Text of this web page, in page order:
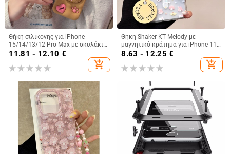
Θήκη σιλικόνης για iPhone
15/14/13/12 Pro Max με σκυλάκι
με φιόγκο, πλήρης προστασία
11.81 - 12.10 €
add_shopping_cart
Θήκη Shaker KT Melody με
μαγνητικό κράτημα για iPhone 11-
14 Pro/Max, ακρυλική, ματ
φινίρισμα, αντοχή σε πτώσεις
8.63 - 12.25 €
add_shopping_cart